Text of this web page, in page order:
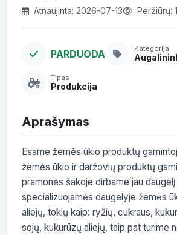
Atnaujinta: 2026-07-13 Peržiūrų:
PARDUODA Kategorija
Tipas
Produkcija
Aprašymas
Esame žemės ūkio produktų
žemės ūkio ir daržovių produktų
pramonės šakoje dirbame jau
specializuojamės daugelyje žemės
aliejų, tokių kaip: ryžių, cukraus,
sojų, kukurūzų aliejų, taip pat turime